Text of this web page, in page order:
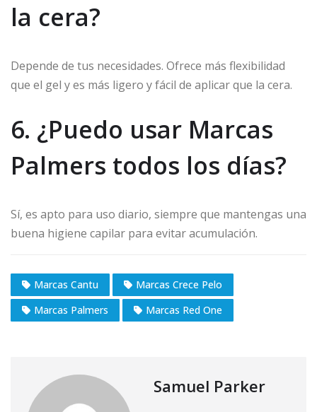
la cera?
Depende de tus necesidades. Ofrece más flexibilidad
que el gel y es más ligero y fácil de aplicar que la cera.
6. ¿Puedo usar Marcas
Palmers todos los días?
Sí, es apto para uso diario, siempre que mantengas una
buena higiene capilar para evitar acumulación.
Marcas Cantu
Marcas Crece Pelo
Marcas Palmers
Marcas Red One
Samuel Parker